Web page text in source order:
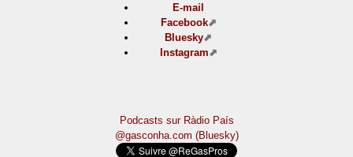
E-mail
Facebook
Bluesky
Instagram
Podcasts sur Ràdio País
@gasconha.com (Bluesky)